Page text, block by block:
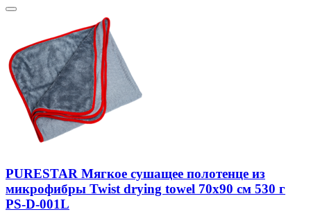
PURESTAR Мягкое сушащее полотенце из
микрофибры Twist drying towel 70х90 см 530 г
PS-D-001L